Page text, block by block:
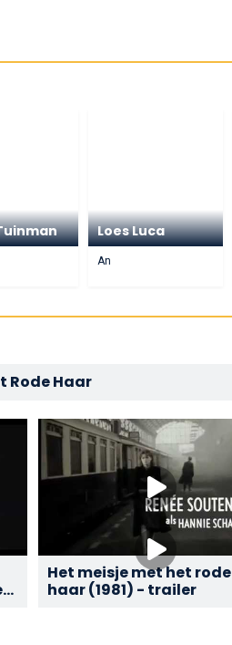
Loes Luca
An
Rode Haar
Het meisje met het rode
haar (1981) - trailer